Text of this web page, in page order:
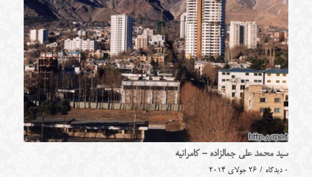
سید محمد علی جمالزاده - کامرانیه
0 دیدگاه / 26 جولای 2014